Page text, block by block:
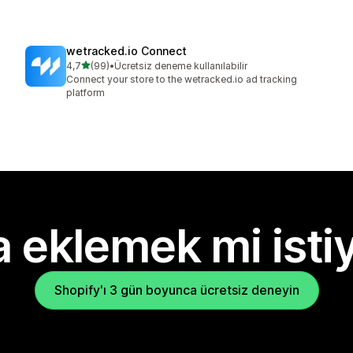
wetracked.io Connect
4,75 yıldız üzerinden
(99)
toplam 99 değerlendirme
•Ücretsiz deneme kullanılabilir
Connect your store to the wetracked.io ad tracking
platform
eklemek mi
Shopify'ı 3 gün boyunca ücretsiz deneyin